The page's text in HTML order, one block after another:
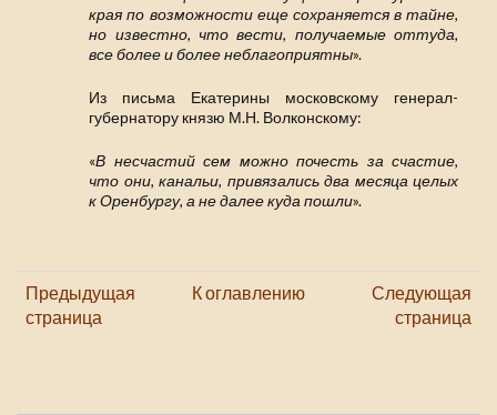
края по возможности еще сохраняется в тайне,
но известно, что вести, получаемые оттуда,
все более и более неблагоприятны».
Из письма Екатерины московскому генерал-
губернатору князю М.Н. Волконскому:
«В несчастий сем можно почесть за счастие,
что они, канальи, привязались два месяца целых
к Оренбургу, а не далее куда пошли».
Предыдущая
страница
К оглавлению
Следующая
страница